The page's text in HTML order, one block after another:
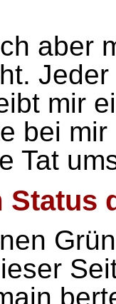
aber
mir
bei
Tat